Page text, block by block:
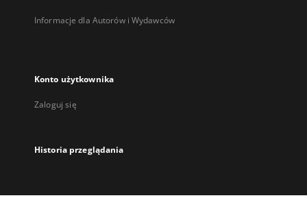
Informacje dla Autorów i Wydawców
Konto użytkownika
Zaloguj się
Historia przeglądania